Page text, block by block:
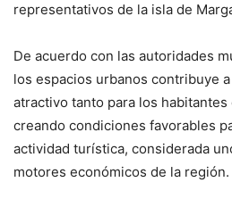
representativos de la isla de
De acuerdo con las autoridades
los espacios urbanos contribuye
atractivo tanto para los
creando condiciones favorables
actividad turística, considerada
motores económicos de la región.